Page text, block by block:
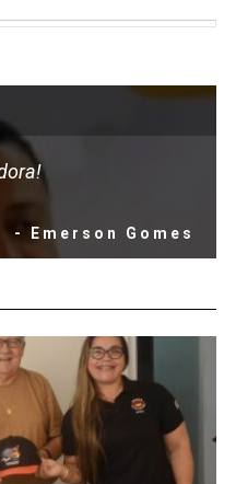
- Emerson Gomes